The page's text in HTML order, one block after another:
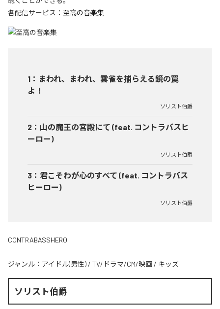
各配信サービス： 至高の音楽集
1 ： まわれ、まわれ、雲雀を捕らえる鏡の罠
よ！
ソリスト伯爵
2 ： 山の魔王の宮殿にて (feat. コントラバスヒ
ーロー)
ソリスト伯爵
3 ： 君こそわが心のすべて (feat. コントラバス
ヒーロー)
ソリスト伯爵
CONTRABASSHERO
ジャンル： アイドル(男性) / TV/ドラマ/CM/映画 / キッズ
ソリスト伯爵